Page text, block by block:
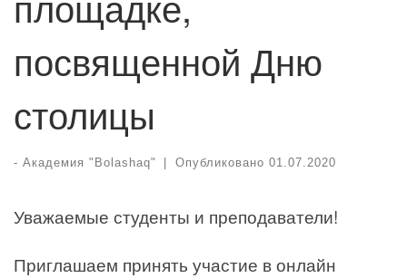
посвященной Дню
столицы
- Академия "Bolashaq" | Опубликовано 01.07.2020
Уважаемые студенты и преподаватели!
Приглашаем принять участие в онлайн